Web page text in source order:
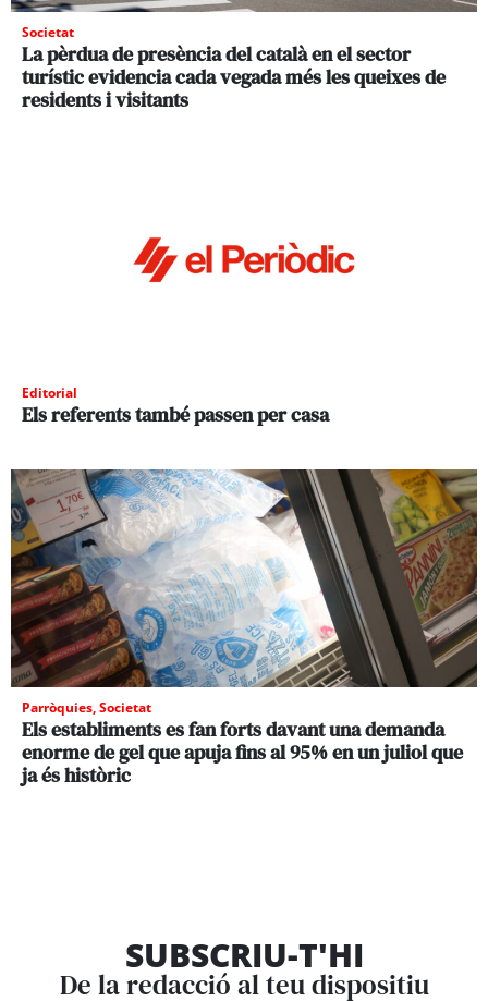
Societat
La pèrdua de presència del català en el sector
turístic evidencia cada vegada més les queixes de
residents i visitants
Editorial
Els referents també passen per casa
Parròquies,Societat
Els establiments es fan forts davant una demanda
enorme de gel que apuja fins al 95% en un juliol que
ja és històric
SUBSCRIU-T'HI
De la redacció al teu dispositiu